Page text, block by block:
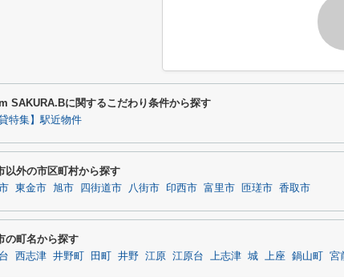
SAKURA.Bに関するこだわり条件から探す
貸特集】駅近物件
以外の市区町村から探す
東金市 旭市 四街道市 八街市 印西市 富里市 匝瑳市 香取市
の町名から探す
西志津 井野町 田町 井野 江原 江原台 上志津 城 上座 鍋山町 宮